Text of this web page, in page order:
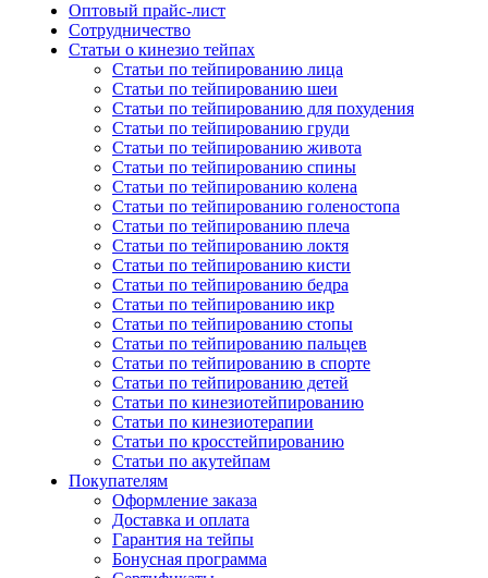
Оптовый прайс-лист
Сотрудничество
Статьи о кинезио тейпах
Статьи по тейпированию лица
Статьи по тейпированию шеи
Статьи по тейпированию для похудения
Статьи по тейпированию груди
Статьи по тейпированию живота
Статьи по тейпированию спины
Статьи по тейпированию колена
Статьи по тейпированию голеностопа
Статьи по тейпированию плеча
Статьи по тейпированию локтя
Статьи по тейпированию кисти
Статьи по тейпированию бедра
Статьи по тейпированию икр
Статьи по тейпированию стопы
Статьи по тейпированию пальцев
Статьи по тейпированию в спорте
Статьи по тейпированию детей
Статьи по кинезиотейпированию
Статьи по кинезиотерапии
Статьи по кросстейпированию
Статьи по акутейпам
Покупателям
Оформление заказа
Доставка и оплата
Гарантия на тейпы
Бонусная программа